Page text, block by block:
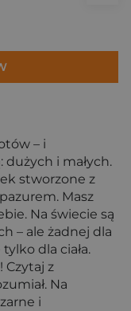
– i
i małych.
stworzone z
Masz
Na świecie są
– ale żadnej dla
dla ciała.
Czytaj z
Na
i